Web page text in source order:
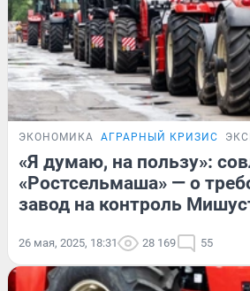
ЭКОНОМИКА АГРАРНЫЙ КРИЗИС
«Я думаю, на пользу»:
«Ростсельмаша» — о
завод на контроль
26 мая, 2025, 18:31 28 169 55